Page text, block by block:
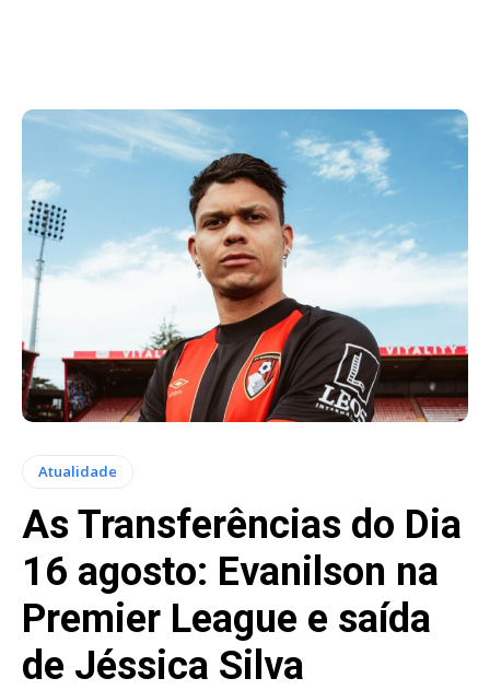
Atualidade
As Transferências do Dia
16 agosto: Evanilson na
Premier League e saída
de Jéssica Silva